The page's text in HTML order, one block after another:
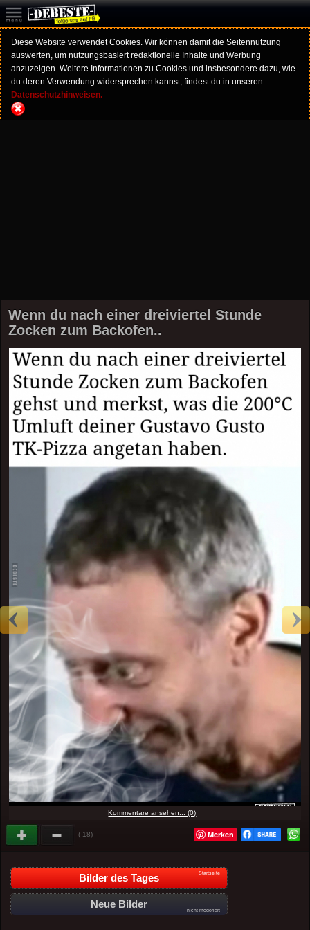
Diese Website verwendet Cookies. Wir können damit die Seitennutzung
auswerten, um nutzungsbasiert redaktionelle Inhalte und Werbung
anzuzeigen. Weitere Informationen zu Cookies und insbesondere dazu, wie
du deren Verwendung widersprechen kannst, findest du in unseren
Datenschutzhinweisen.
Wenn du nach einer dreiviertel Stunde
Zocken zum Backofen..
Kommentare ansehen... (0)
(-18) Merken
Bilder des Tages Startseite
Neue Bilder
nicht moderiert